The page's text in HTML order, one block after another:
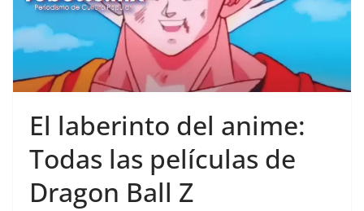
El laberinto del anime:
Todas las películas de
Dragon Ball Z